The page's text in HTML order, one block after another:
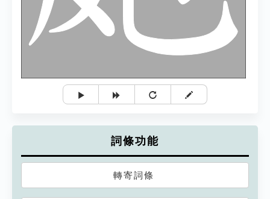
詞條功能
轉寄詞條